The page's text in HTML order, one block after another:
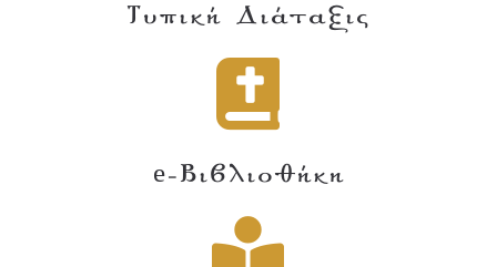
Τυπική Διάταξις
e-Βιβλιοθήκη